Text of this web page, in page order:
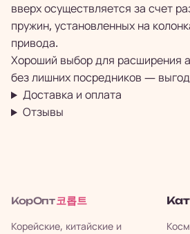
вверх осуществляется за счет
пружин, установленных на
привода.
Хороший выбор для расширения
без лишних посредников —
Доставка и оплата
Отзывы
КорОпт 코롭트
Корейские, китайские и